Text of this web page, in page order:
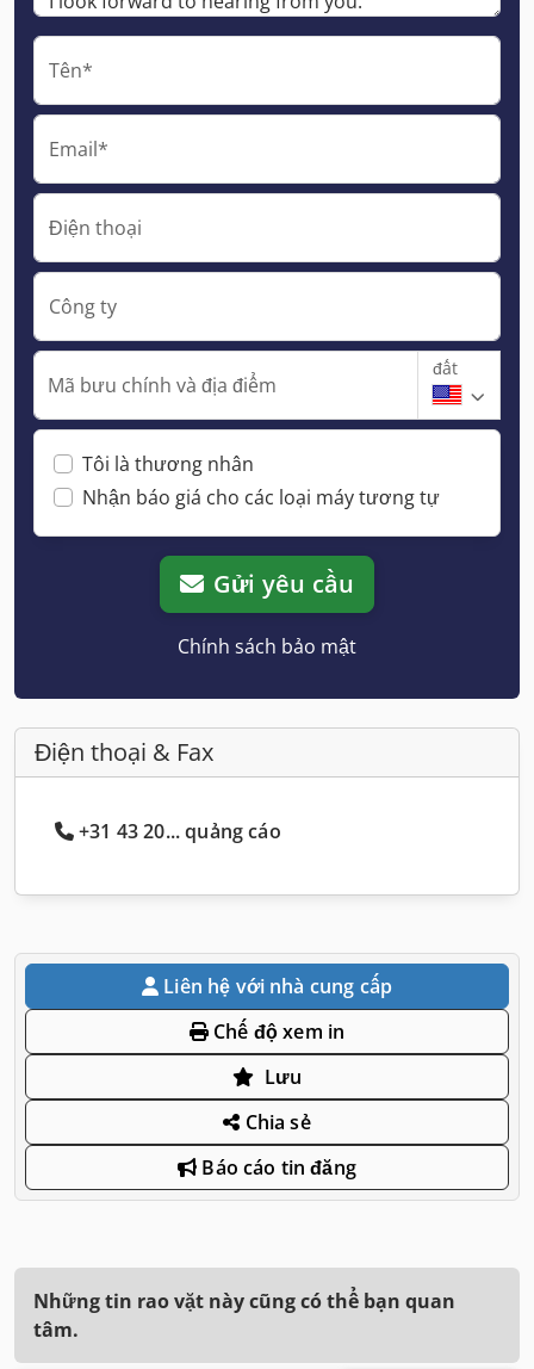
Tên*
Email*
Điện thoại
Công ty
Mã bưu chính và địa điểm
đất
Tôi là thương nhân
Nhận báo giá cho các loại máy tương tự
Gửi yêu cầu
Chính sách bảo mật
Điện thoại & Fax
+31 43 20... quảng cáo
Liên hệ với nhà cung cấp
Chế độ xem in
Lưu
Chia sẻ
Báo cáo tin đăng
Những tin rao vặt này cũng có thể bạn quan
tâm.